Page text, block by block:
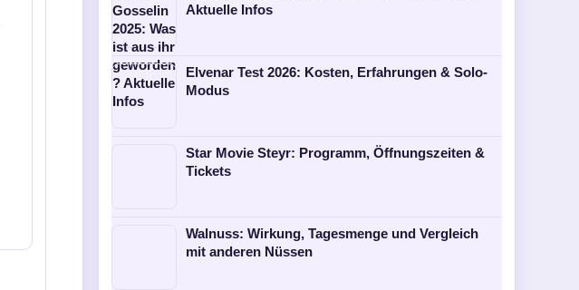
Aktuelle Infos
Elvenar Test 2026: Kosten, Erfahrungen & Solo-
Modus
Star Movie Steyr: Programm, Öffnungszeiten &
Tickets
Walnuss: Wirkung, Tagesmenge und Vergleich
mit anderen Nüssen